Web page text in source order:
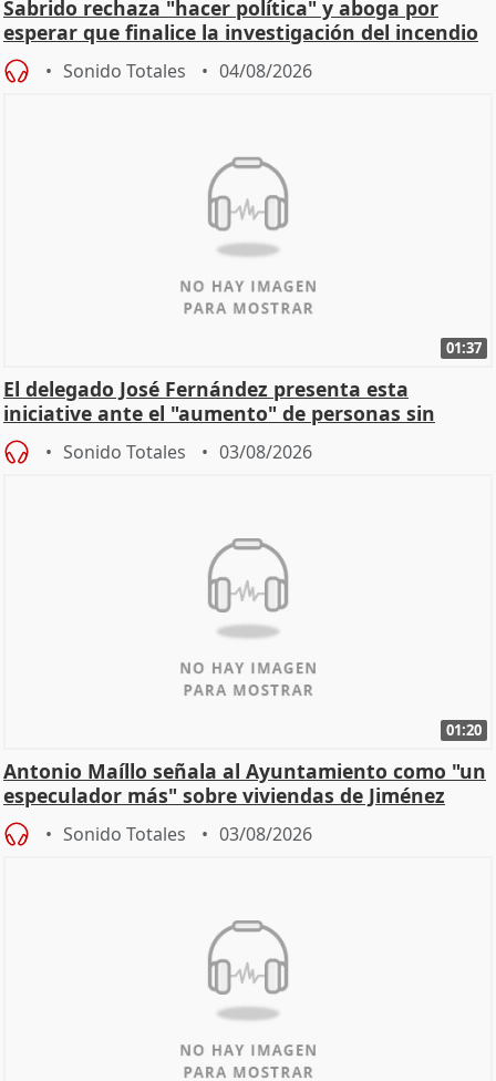
Sabrido rechaza "hacer política" y aboga por
esperar que finalice la investigación del incendio
Sonido Totales 04/08/2026
01:37
El delegado José Fernández presenta esta
iniciative ante el "aumento" de personas sin
hogar en Madri
Sonido Totales 03/08/2026
01:20
Antonio Maíllo señala al Ayuntamiento como "un
especulador más" sobre viviendas de Jiménez
Becerril
Sonido Totales 03/08/2026